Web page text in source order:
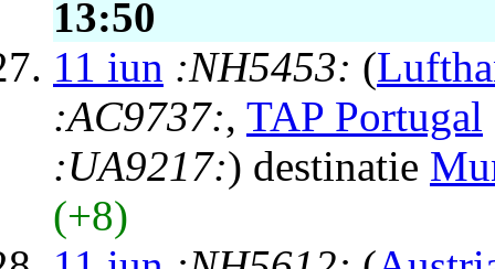
13:50
11 iun :NH5453: (
:AC9737:, TAP Portugal
:UA9217:) destinatie
(+8)